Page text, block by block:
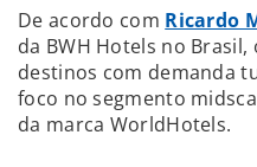
De acordo com Ricardo
da BWH Hotels no
destinos com demanda
foco no segmento
da marca WorldHotels.